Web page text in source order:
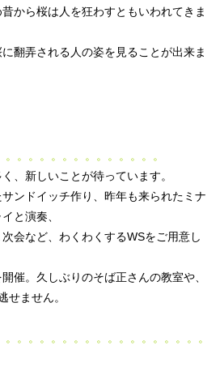
から桜は人を狂わすともいわれてきま
翻弄される人の姿を見ることが出来ま
。。。。。。。。。。。。。
、新しいことが待っています。
ンドイッチ作り、昨年も来られたミナ
と演奏、
会など、わくわくするWSをご用意し
催。久しぶりのそば正さんの教室や、
せません。
。。。。。。。。。。。。。。。。。